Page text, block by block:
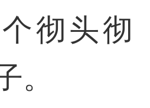
彻头彻
。